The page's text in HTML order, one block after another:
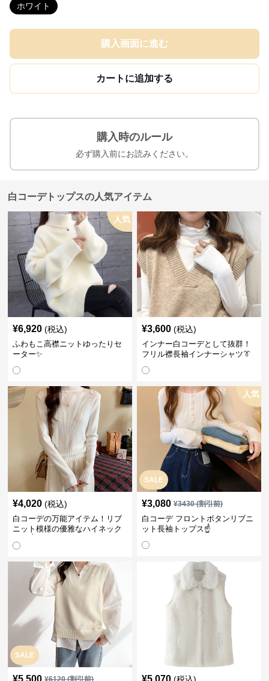
ホワイト
購入画面に進む
カートに追加する
購入時のルール
必ず購入前にお読みください。
白コーデトップスの人気アイテム
人気
¥6,920 (税込)
ふわもこ高襟ニットゆったりセ
ーター✨
¥3,600 (税込)
インナー白コーデとして抜群！
フリル襟長袖インナーシャツ👔
¥4,020 (税込)
白コーデの万能アイテム！リブ
ニット模様の優雅なハイネック
SALE
人気
¥3,080 ¥3430(割引前)
白コーデ フロントボタンリブニ
ット長袖トップス☝️
SALE
¥5,500 ¥6120(割引前) ¥5,070